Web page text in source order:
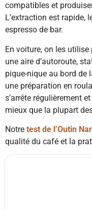
compatibles et
L’extraction est rapide,
espresso de bar.
En voiture, on les
une aire d’autoroute,
pique-nique au bord de
une préparation en
s’arrête régulièrement
mieux que la plupart
Notre test de l’Outin
qualité du café et la